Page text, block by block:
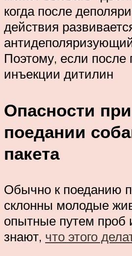
когда после
действия
Поэтому, если после
инъекции дитилин
Опасности при
поедании
пакета
Обычно к поеданию
склонны молодые
опытные путем проб
знают, что этого